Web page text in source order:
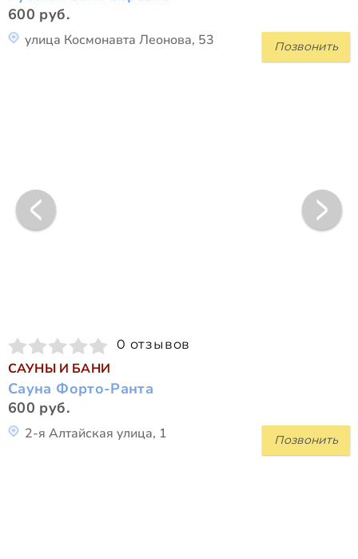
600 руб.
Позвонить
улица Космонавта Леонова, 53
0 отзывов
САУНЫ И БАНИ
Сауна Форто-Ранта
600 руб.
Позвонить
2-я Алтайская улица, 1